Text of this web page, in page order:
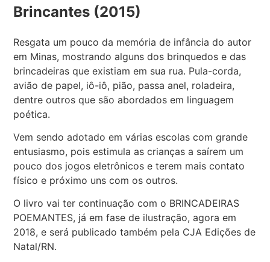
Brincantes (2015)
Resgata um pouco da memória de infância do autor
em Minas, mostrando alguns dos brinquedos e das
brincadeiras que existiam em sua rua. Pula-corda,
avião de papel, iô-iô, pião, passa anel, roladeira,
dentre outros que são abordados em linguagem
poética.
Vem sendo adotado em várias escolas com grande
entusiasmo, pois estimula as crianças a saírem um
pouco dos jogos eletrônicos e terem mais contato
físico e próximo uns com os outros.
O livro vai ter continuação com o BRINCADEIRAS
POEMANTES, já em fase de ilustração, agora em
2018, e será publicado também pela CJA Edições de
Natal/RN.